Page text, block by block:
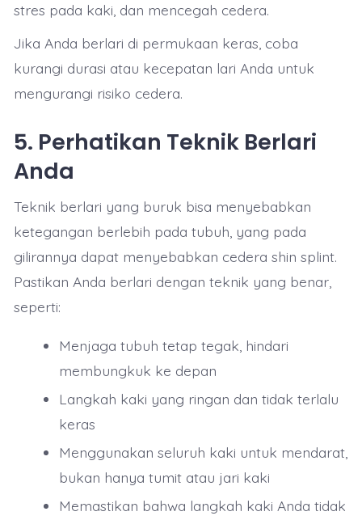
stres pada kaki, dan mencegah cedera.
Jika Anda berlari di permukaan keras, coba
kurangi durasi atau kecepatan lari Anda untuk
mengurangi risiko cedera.
5. Perhatikan Teknik Berlari
Anda
Teknik berlari yang buruk bisa menyebabkan
ketegangan berlebih pada tubuh, yang pada
gilirannya dapat menyebabkan cedera shin splint.
Pastikan Anda berlari dengan teknik yang benar,
seperti:
Menjaga tubuh tetap tegak, hindari
membungkuk ke depan
Langkah kaki yang ringan dan tidak terlalu
keras
Menggunakan seluruh kaki untuk mendarat,
bukan hanya tumit atau jari kaki
Memastikan bahwa langkah kaki Anda tidak